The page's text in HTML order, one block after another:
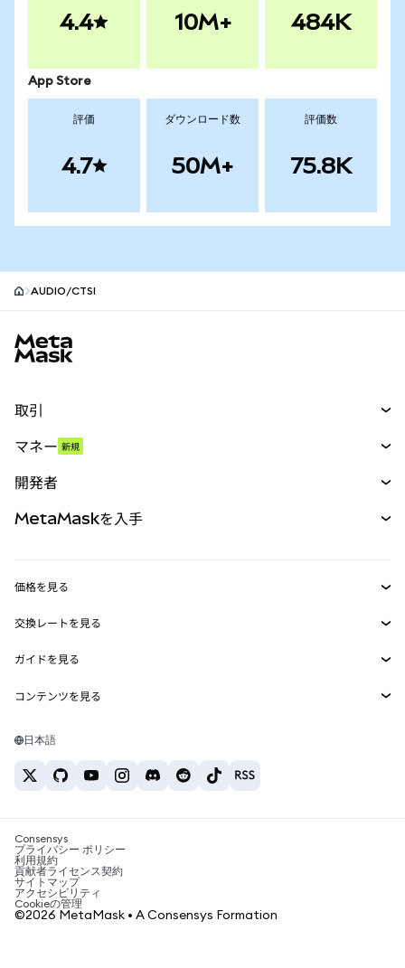
4.4 10M+ 484K
App Store
評価
4.7
ダウンロード数
50M+
評価数
75.8K
AUDIO/CTSI
取引
パーペチュアル
RWA
マネー 新規
開発者
MetaMask Connect
Snaps
Web3サービス
MetaMaskを入手
セキュリティ
サポート
キャリア
お問い合わせ
価格を見る
イーサリアムの価格
Solanaの価格
Tetherの価格
交換レートを見る
ETH→USD
USDT→INR
BTC→INR
ETH→USDT
ガイドを見る
ETHの購入
USDTの購入
SHIBの購入
BNBの購入
コンテンツを見る
Solanaウォレット
税制関連ニュース
暗号資産の購入方法は？
ビットコインを売るには？
日本語
Consensys
プライバシー ポリシー
利用規約
貢献者ライセンス契約
サイトマップ
アクセシビリティ
Cookieの管理
©2026 MetaMask • A Consensys Formation